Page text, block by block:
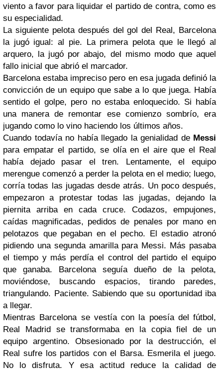
viento a favor para liquidar el partido de contra, como es
su especialidad.
La siguiente pelota después del gol del Real, Barcelona
la jugó igual: al pie. La primera pelota que le llegó al
arquero, la jugó por abajo, del mismo modo que aquel
fallo inicial que abrió el marcador.
Barcelona estaba impreciso pero en esa jugada definió la
convicción de un equipo que sabe a lo que juega. Había
sentido el golpe, pero no estaba enloquecido. Si había
una manera de remontar ese comienzo sombrío, era
jugando como lo vino haciendo los últimos años.
Cuando todavía no había llegado la genialidad de Messi
para empatar el partido, se olía en el aire que el Real
había dejado pasar el tren. Lentamente, el equipo
merengue comenzó a perder la pelota en el medio; luego,
corría todas las jugadas desde atrás. Un poco después,
empezaron a protestar todas las jugadas, dejando la
piernita arriba en cada cruce. Codazos, empujones,
caídas magnificadas, pedidos de penales por mano en
pelotazos que pegaban en el pecho. El estadio atronó
pidiendo una segunda amarilla para Messi. Más pasaba
el tiempo y más perdía el control del partido el equipo
que ganaba. Barcelona seguía dueño de la pelota,
moviéndose, buscando espacios, tirando paredes,
triangulando. Paciente. Sabiendo que su oportunidad iba
a llegar.
Mientras Barcelona se vestía con la poesía del fútbol,
Real Madrid se transformaba en la copia fiel de un
equipo argentino. Obsesionado por la destrucción, el
Real sufre los partidos con el Barsa. Esmerila el juego.
No lo disfruta. Y esa actitud reduce la calidad de